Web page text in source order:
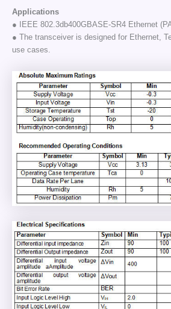
Applications
● IEEE 802.3db400GBASE-SR4 Ethernet
● The transceiver is designed for Ethernet,
use cases.